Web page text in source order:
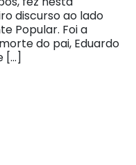
discurso ao lado
Popular. Foi a
do pai, Eduardo
[…]